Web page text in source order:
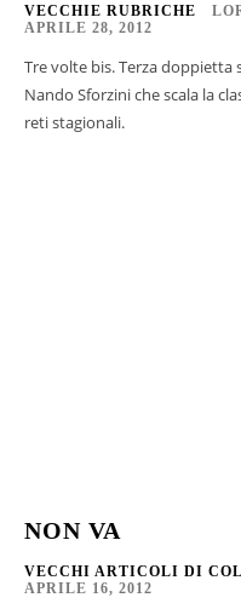
VECCHIE RUBRICHE
APRILE 28, 2012
Tre volte bis. Terza doppietta
Nando Sforzini che scala la
reti stagionali.
NON VA
VECCHI ARTICOLI DI
APRILE 16, 2012